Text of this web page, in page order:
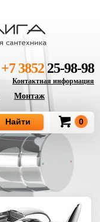
+7 385225-98-98
Контактная информация
Монтаж
0